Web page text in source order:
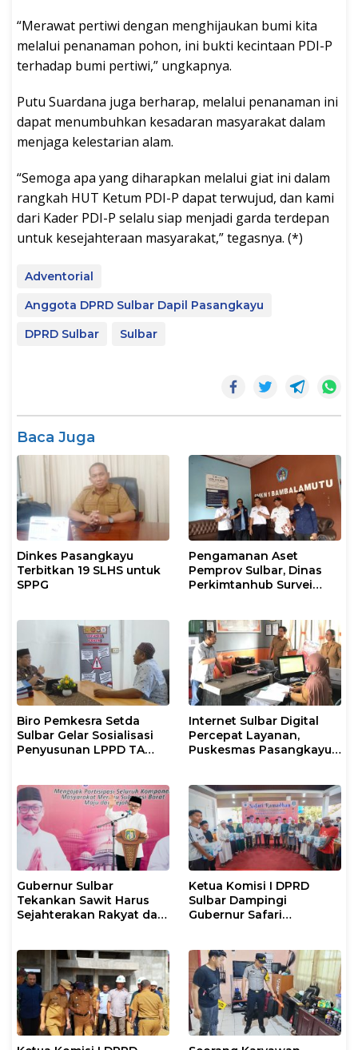
“Merawat pertiwi dengan menghijaukan bumi kita
melalui penanaman pohon, ini bukti kecintaan PDI-P
terhadap bumi pertiwi,” ungkapnya.
Putu Suardana juga berharap, melalui penanaman ini
dapat menumbuhkan kesadaran masyarakat dalam
menjaga kelestarian alam.
“Semoga apa yang diharapkan melalui giat ini dalam
rangkah HUT Ketum PDI-P dapat terwujud, dan kami
dari Kader PDI-P selalu siap menjadi garda terdepan
untuk kesejahteraan masyarakat,” tegasnya. (*)
Adventorial
Anggota DPRD Sulbar Dapil Pasangkayu
DPRD Sulbar
Sulbar
Baca Juga
Dinkes Pasangkayu
Terbitkan 19 SLHS untuk
SPPG
Pengamanan Aset
Pemprov Sulbar, Dinas
Perkimtanhub Survei
Biro Pemkesra Setda
Sulbar Gelar Sosialisasi
Penyusunan LPPD TA
Internet Sulbar Digital
Percepat Layanan,
Puskesmas Pasangkayu
Gubernur Sulbar
Tekankan Sawit Harus
Sejahterakan Rakyat dan
Ketua Komisi I DPRD
Sulbar Dampingi
Gubernur Safari